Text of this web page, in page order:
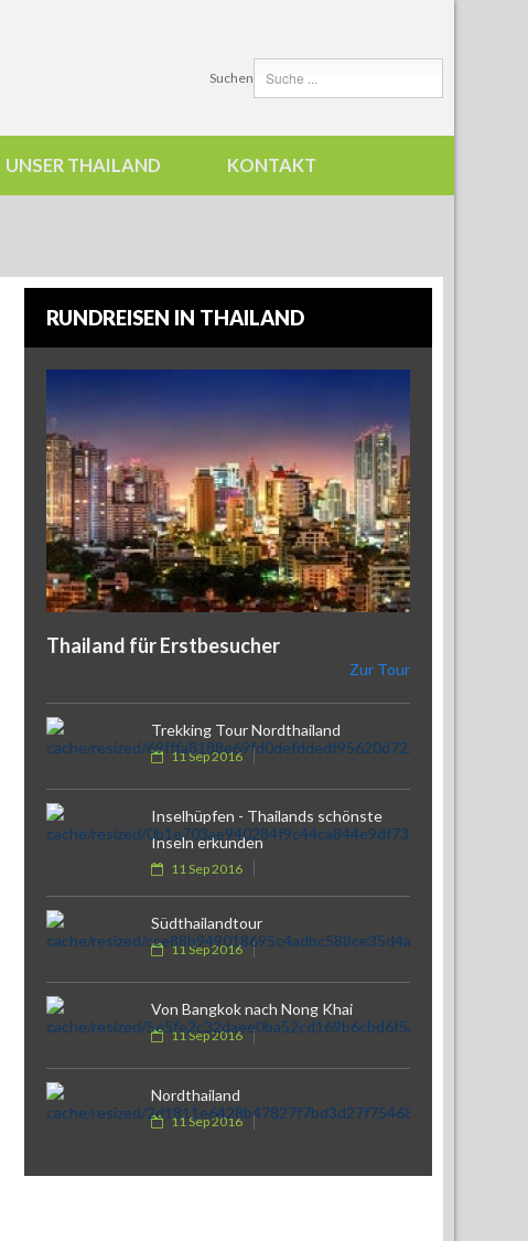
Suchen
UNSER THAILAND KONTAKT
RUNDREISEN IN THAILAND
Thailand für Erstbesucher
Zur Tour
Trekking Tour Nordthailand
11 Sep 2016
Inselhüpfen - Thailands schönste
Inseln erkunden
11 Sep 2016
Südthailandtour
11 Sep 2016
Von Bangkok nach Nong Khai
11 Sep 2016
Nordthailand
11 Sep 2016